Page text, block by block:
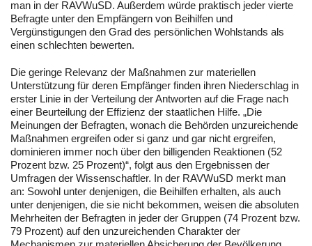
man in der RAVWuSD. Außerdem würde praktisch jeder vierte
Befragte unter den Empfängern von Beihilfen und
Vergünstigungen den Grad des persönlichen Wohlstands als
einen schlechten bewerten.
Die geringe Relevanz der Maßnahmen zur materiellen
Unterstützung für deren Empfänger finden ihren Niederschlag in
erster Linie in der Verteilung der Antworten auf die Frage nach
einer Beurteilung der Effizienz der staatlichen Hilfe. „Die
Meinungen der Befragten, wonach die Behörden unzureichende
Maßnahmen ergreifen oder si ganz und gar nicht ergreifen,
dominieren immer noch über den billigenden Reaktionen (52
Prozent bzw. 25 Prozent)“, folgt aus den Ergebnissen der
Umfragen der Wissenschaftler. In der RAVWuSD merkt man
an: Sowohl unter denjenigen, die Beihilfen erhalten, als auch
unter denjenigen, die sie nicht bekommen, weisen die absoluten
Mehrheiten der Befragten in jeder der Gruppen (74 Prozent bzw.
79 Prozent) auf den unzureichenden Charakter der